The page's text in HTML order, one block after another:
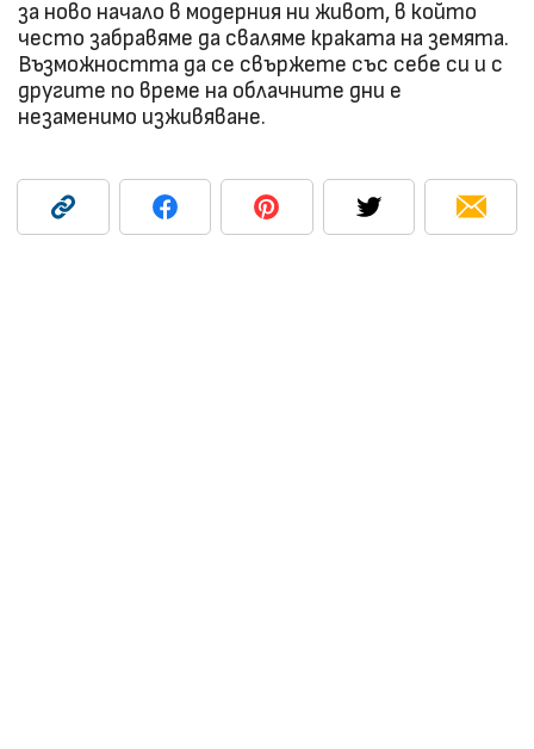
за ново начало в модерния ни живот, в който
често забравяме да сваляме краката на земята.
Възможността да се свържете със себе си и с
другите по време на облачните дни е
незаменимо изживяване.